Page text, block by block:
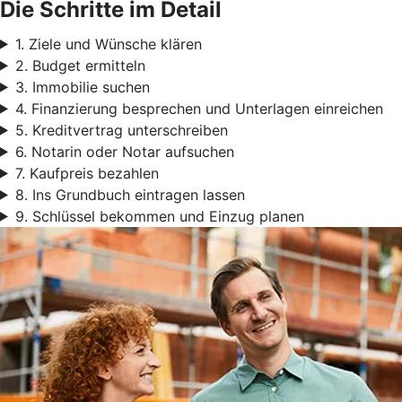
Die Schritte im Detail
1. Ziele und Wünsche klären
2. Budget ermitteln
3. Immobilie suchen
4. Finanzierung besprechen und Unterlagen einreichen
5. Kreditvertrag unterschreiben
6. Notarin oder Notar aufsuchen
7. Kaufpreis bezahlen
8. Ins Grundbuch eintragen lassen
9. Schlüssel bekommen und Einzug planen